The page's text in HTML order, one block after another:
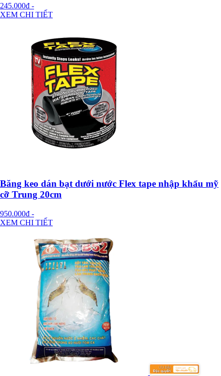
245.000đ -
XEM CHI TIẾT
Băng keo dán bạt dưới nước Flex tape nhập khẩu mỹ
cỡ Trung 20cm
950.000đ -
XEM CHI TIẾT